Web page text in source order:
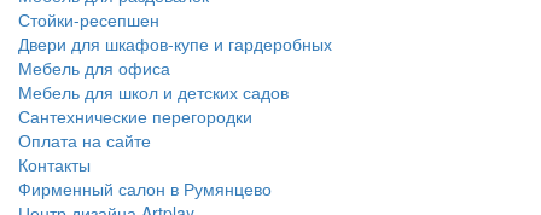
Стойки-ресепшен
Двери для шкафов-купе и гардеробных
Мебель для офиса
Мебель для школ и детских садов
Сантехнические перегородки
Оплата на сайте
Контакты
Фирменный салон в Румянцево